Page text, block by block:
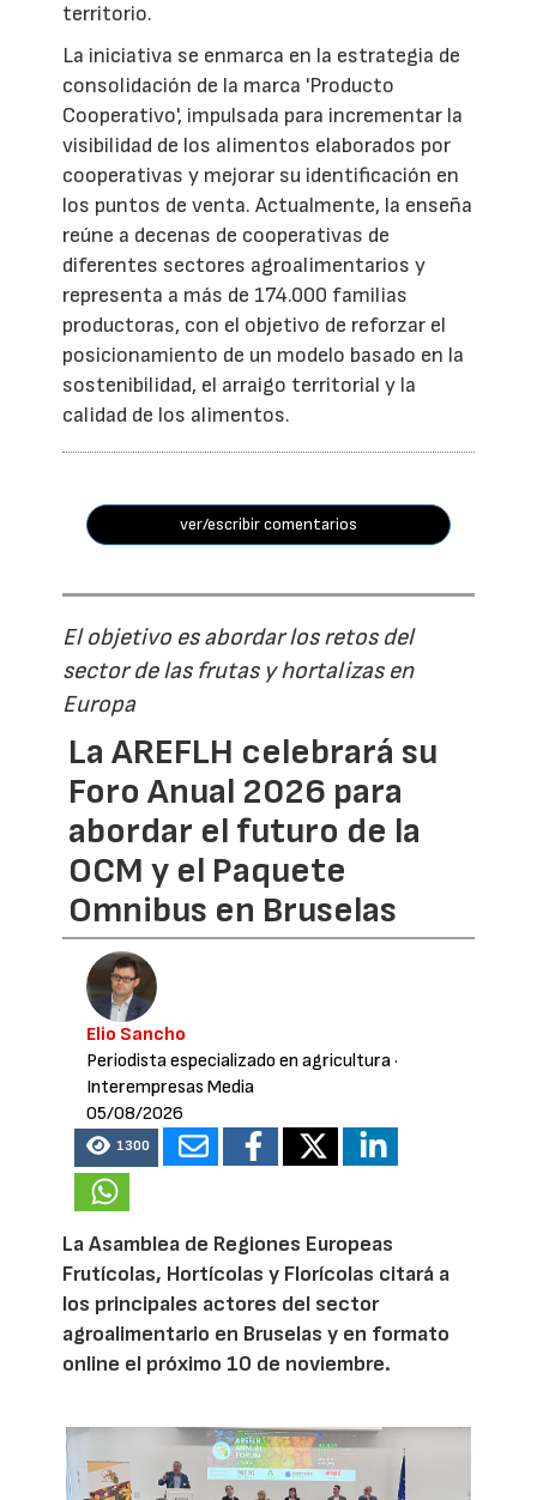
territorio.
La iniciativa se enmarca en la estrategia de
consolidación de la marca 'Producto
Cooperativo', impulsada para incrementar la
visibilidad de los alimentos elaborados por
cooperativas y mejorar su identificación en
los puntos de venta. Actualmente, la enseña
reúne a decenas de cooperativas de
diferentes sectores agroalimentarios y
representa a más de 174.000 familias
productoras, con el objetivo de reforzar el
posicionamiento de un modelo basado en la
sostenibilidad, el arraigo territorial y la
calidad de los alimentos.
ver/escribir comentarios
El objetivo es abordar los retos del
sector de las frutas y hortalizas en
Europa
La AREFLH celebrará su
Foro Anual 2026 para
abordar el futuro de la
OCM y el Paquete
Omnibus en Bruselas
Elio Sancho
Periodista especializado en agricultura·
Interempresas Media
05/08/2026
1300
La Asamblea de Regiones Europeas
Frutícolas, Hortícolas y Florícolas citará a
los principales actores del sector
agroalimentario en Bruselas y en formato
online el próximo 10 de noviembre.